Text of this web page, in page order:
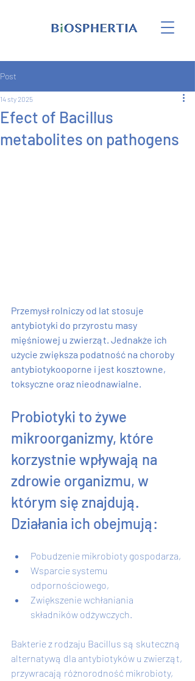
Post
Efect of Bacillus
metabolites on pathogens
14 sty 2025
Przemysł rolniczy od lat stosuje
antybiotyki do przyrostu masy
mięśniowej u zwierząt. Jednakże ich
użycie zwiększa podatność na choroby
antybiotykooporne i jest kosztowne,
toksyczne oraz nieodnawialne.
Probiotyki to żywe
mikroorganizmy, które
korzystnie wpływają na
zdrowie organizmu, w
którym się znajdują.
Działania ich obejmują:
Pobudzenie mikrobioty gospodarza,
Wsparcie systemu
odpornościowego,
Zwiększenie wchłaniania
składników odżywczych.
Bakterie z rodzaju Bacillus są skuteczną
alternatywą dla antybiotyków u zwierząt,
przywracają różnorodność mikrobioty,